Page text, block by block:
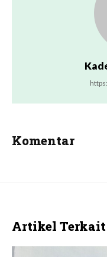
Komentar
Artikel Terkait